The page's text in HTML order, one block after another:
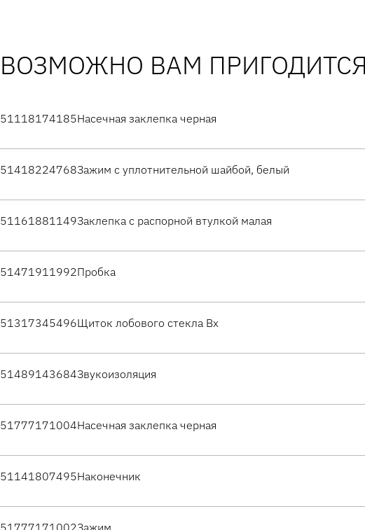
ВОЗМОЖНО ВАМ
51118174185Насечная заклепка черная
51418224768Зажим с уплотнительной шайбой, белый
51161881149Заклепка с распорной втулкой малая
51471911992Пробка
51317345496Щиток лобового стекла Вх
51489143684Звукоизоляция
51777171004Насечная заклепка черная
51141807495Наконечник